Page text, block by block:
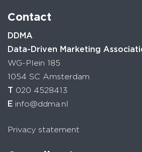
Contact
DDMA
Data-Driven Marketing
WG-Plein 185
1054 SC Amsterdam
T 020 4528413
E info@ddma.nl
Privacy statement